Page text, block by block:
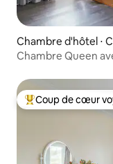
Chambre d'hôtel ⋅
Chambre Queen
Coups de cœur
Coup de cœur